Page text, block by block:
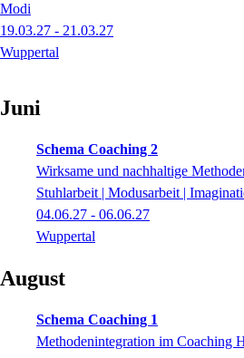
Modi
19.03.27 - 21.03.27
Wuppertal
Juni
Schema Coaching 2
Wirksame und nachhaltige
Stuhlarbeit | Modusarbeit |
04.06.27 - 06.06.27
Wuppertal
August
Schema Coaching 1
Methodenintegration im Coaching